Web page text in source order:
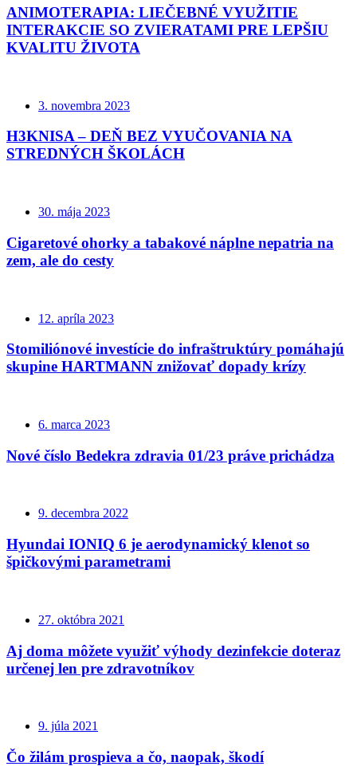
ANIMOTERAPIA: LIEČEBNÉ VYUŽITIE
INTERAKCIE SO ZVIERATAMI PRE LEPŠIU
KVALITU ŽIVOTA
3. novembra 2023
H3KNISA – DEŇ BEZ VYUČOVANIA NA
STREDNÝCH ŠKOLÁCH
30. mája 2023
Cigaretové ohorky a tabakové náplne nepatria na
zem, ale do cesty
12. apríla 2023
Stomiliónové investície do infraštruktúry pomáhajú
skupine HARTMANN znižovať dopady krízy
6. marca 2023
Nové číslo Bedekra zdravia 01/23 práve prichádza
9. decembra 2022
Hyundai IONIQ 6 je aerodynamický klenot so
špičkovými parametrami
27. októbra 2021
Aj doma môžete využiť výhody dezinfekcie doteraz
určenej len pre zdravotníkov
9. júla 2021
Čo žilám prospieva a čo, naopak, škodí